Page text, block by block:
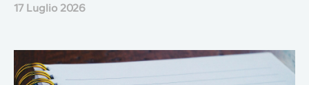
17 Luglio 2026